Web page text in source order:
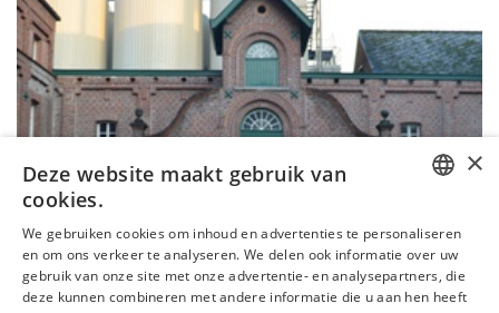
GERMAN
FRENCH
×
Deze website maakt gebruik van
cookies.
We gebruiken cookies om inhoud en advertenties te personaliseren
en om ons verkeer te analyseren. We delen ook informatie over uw
gebruik van onze site met onze advertentie- en analysepartners, die
deze kunnen combineren met andere informatie die u aan hen heeft